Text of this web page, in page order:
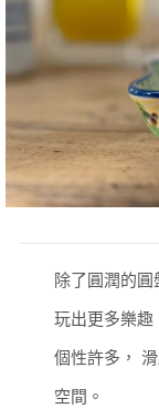
除了圓潤的圓
玩出更多樂趣
個性許多，
空間。